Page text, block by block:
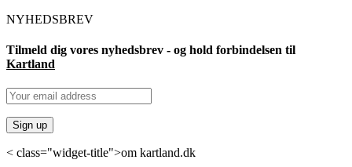
NYHEDSBREV
Tilmeld dig vores nyhedsbrev - og hold forbindelsen til
Kartland
< class="widget-title">om kartland.dk